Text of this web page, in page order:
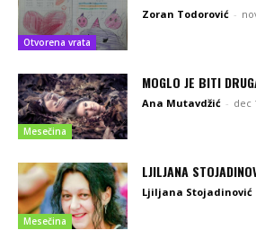
Otvorena vrata
Zoran Todorović -
Mesečina
MOGLO JE BITI
Ana Mutavdžić - dec
Mesečina
LJILJANA
Ljiljana Stojadinović